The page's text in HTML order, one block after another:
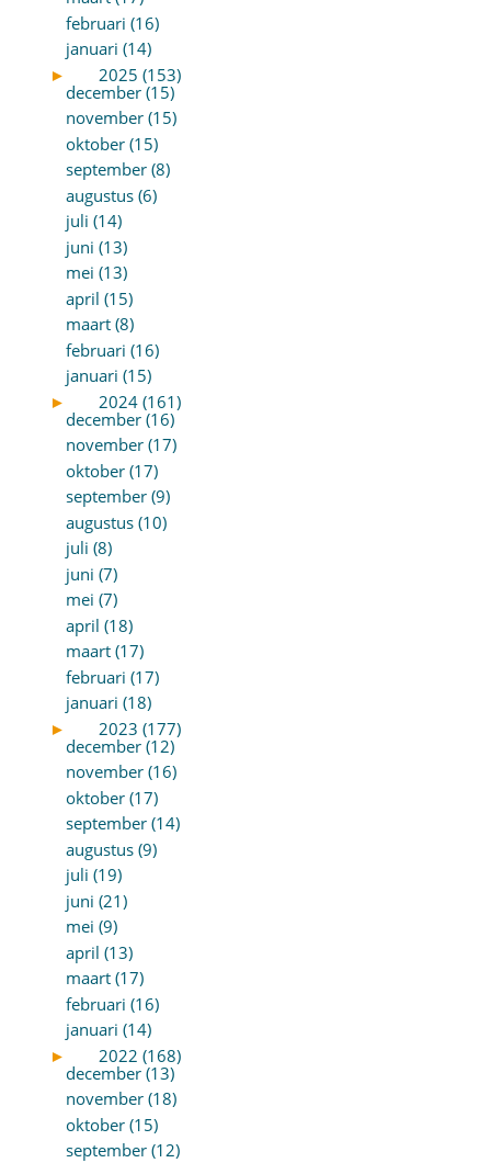
februari (16)
januari (14)
►
2025 (153)
december (15)
november (15)
oktober (15)
september (8)
augustus (6)
juli (14)
juni (13)
mei (13)
april (15)
maart (8)
februari (16)
januari (15)
►
2024 (161)
december (16)
november (17)
oktober (17)
september (9)
augustus (10)
juli (8)
juni (7)
mei (7)
april (18)
maart (17)
februari (17)
januari (18)
►
2023 (177)
december (12)
november (16)
oktober (17)
september (14)
augustus (9)
juli (19)
juni (21)
mei (9)
april (13)
maart (17)
februari (16)
januari (14)
►
2022 (168)
december (13)
november (18)
oktober (15)
september (12)